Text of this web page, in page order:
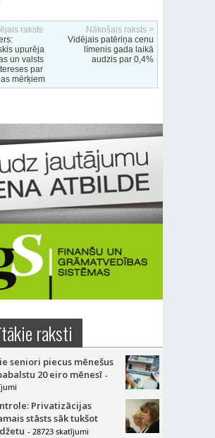
raksts
upurēja
un valsts
par
mērķiem
Nākošais raksts >
Vidējais patēriņa cenu
līmenis gada laikā
audzis par 0,4%
raksti
seniori piecus mēnešus
20 eiro mēnesī -
Privatizācijas
stāsts sāk tukšot
- 28723 skatījumi